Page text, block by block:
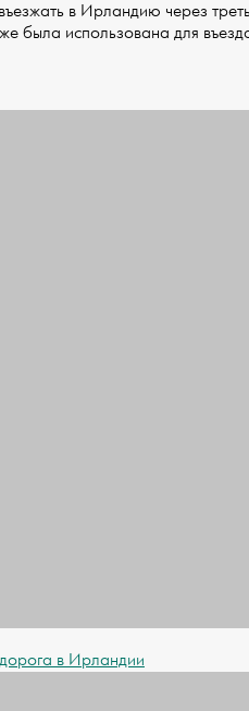
в Ирландию через
была использована для
в Ирландии